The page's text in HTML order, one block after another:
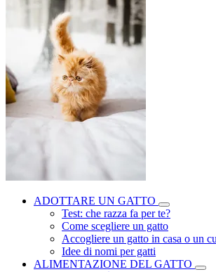
ADOTTARE UN GATTO
Test: che razza fa per te?
Come scegliere un gatto
Accogliere un gatto in casa o un
Idee di nomi per gatti
ALIMENTAZIONE DEL GATTO